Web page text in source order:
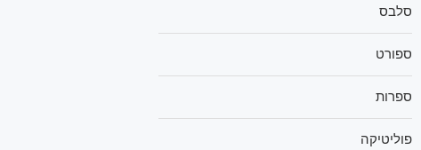
סלבס
ספורט
ספרות
פוליטיקה